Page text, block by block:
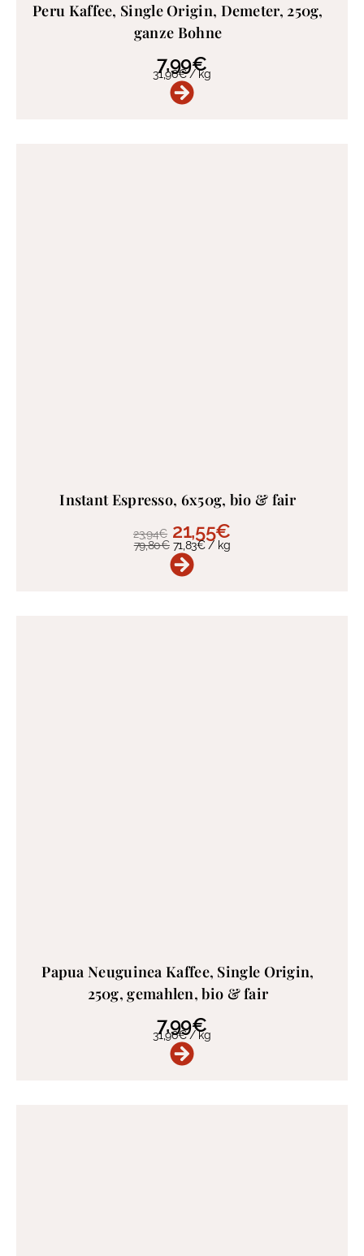
Peru Kaffee, Single Origin, Demeter, 250g,
ganze Bohne
7,99€
31,96€/kg
Instant Espresso, 6x50g, bio & fair
23,94€ 21,55€
79,80€ 71,83€/ kg
Papua Neuguinea Kaffee, Single Origin,
250g, gemahlen, bio & fair
7,99€
31,96€/kg